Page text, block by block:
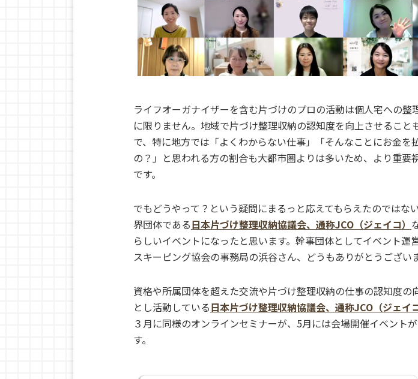
ライフオーガナイザーを含む片づけのプロの活動は個人宅への整
に限りません。 地域で片づけ整理収納の認知度を向上させること
で、特に地方では「よくわからない仕事」「そんなことにお金を
の？」と思われる方の割合も大都市圏よりは多いため、より重要
です。
でもどうやって？という疑問にまるっと応えてもらえたのではな
界団体である日本片づけ整理収納協議会、通称JCO（ジェイコ）
らしいイベントになったと思います。 幹事団体としてイベント運
スキーピング協会の事務局の浜谷さん、どうもありがとうござい
資格や所属団体を超えた交流や片づけ整理収納の仕事の認知度の
とし活動している日本片づけ整理収納協議会、通称JCO（ジェイコ
３月に同様のオンラインセミナーが、5月には会場開催イベント
す。